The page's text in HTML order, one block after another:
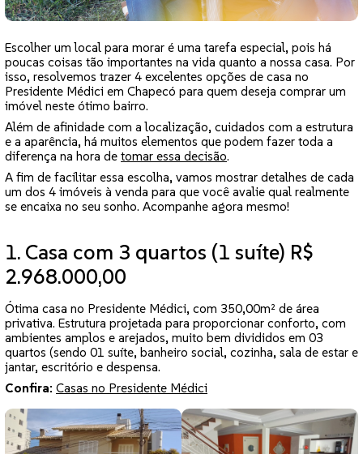
Escolher um local para morar é uma tarefa especial, pois há
poucas coisas tão importantes na vida quanto a nossa casa. Por
isso, resolvemos trazer 4 excelentes opções de casa no
Presidente Médici em Chapecó para quem deseja comprar um
imóvel neste ótimo bairro.
Além de afinidade com a localização, cuidados com a estrutura
e a aparência, há muitos elementos que podem fazer toda a
diferença na hora de tomar essa decisão.
A fim de facilitar essa escolha, vamos mostrar detalhes de cada
um dos 4 imóveis à venda para que você avalie qual realmente
se encaixa no seu sonho. Acompanhe agora mesmo!
1. Casa com 3 quartos (1 suíte) R$
2.968.000,00
Ótima casa no Presidente Médici, com 350,00m² de área
privativa. Estrutura projetada para proporcionar conforto, com
ambientes amplos e arejados, muito bem divididos em 03
quartos (sendo 01 suíte, banheiro social, cozinha, sala de estar e
jantar, escritório e despensa.
Confira: Casas no Presidente Médici